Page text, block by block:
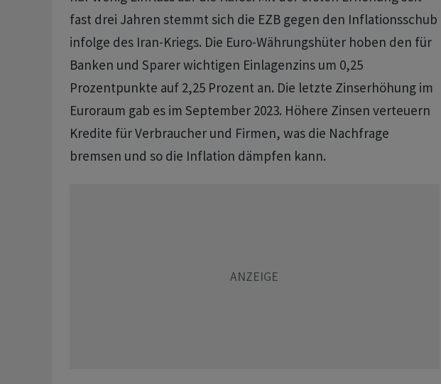
fast drei Jahren stemmt sich die EZB gegen den Inflationsschub
infolge des Iran-Kriegs. Die Euro-Währungshüter hoben den für
Banken und Sparer wichtigen Einlagenzins um 0,25
Prozentpunkte auf 2,25 Prozent an. Die letzte Zinserhöhung im
Euroraum gab es im September 2023. Höhere Zinsen verteuern
Kredite für Verbraucher und Firmen, was die Nachfrage
bremsen und so die Inflation dämpfen kann.